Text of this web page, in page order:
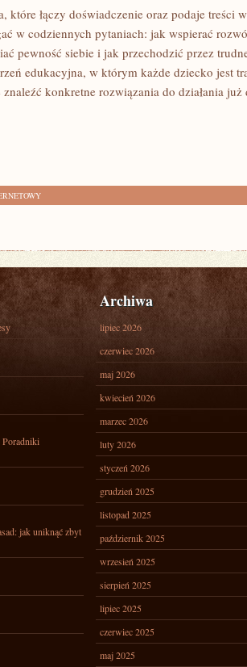
które łączy doświadczenie oraz podaje treści
w codziennych pytaniach: jak wspierać
pewność siebie i jak przechodzić przez
edukacyjna, w którym każde dziecko jest
konkretne rozwiązania do działania już
Poradniki
jak uniknąć zbyt
Archiwa
lipiec 2026
czerwiec 2026
maj 2026
kwiecień 2026
marzec 2026
luty 2026
styczeń 2026
grudzień 2025
listopad 2025
październik 2025
wrzesień 2025
sierpień 2025
lipiec 2025
czerwiec 2025
maj 2025